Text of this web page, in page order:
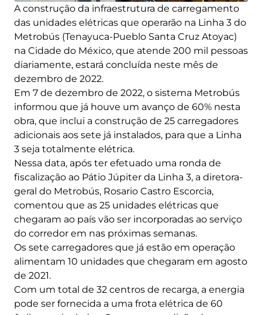
A construção da infraestrutura de carregamento
das unidades elétricas que operarão na Linha 3 do
Metrobús (Tenayuca-Pueblo Santa Cruz Atoyac)
na Cidade do México, que atende 200 mil pessoas
diariamente, estará concluída neste mês de
dezembro de 2022.
Em 7 de dezembro de 2022, o sistema Metrobús
informou que já houve um avanço de 60% nesta
obra, que inclui a construção de 25 carregadores
adicionais aos sete já instalados, para que a Linha
3 seja totalmente elétrica.
Nessa data, após ter efetuado uma ronda de
fiscalização ao Pátio Júpiter da Linha 3, a diretora-
geral do Metrobús, Rosario Castro Escorcia,
comentou que as 25 unidades elétricas que
chegaram ao país vão ser incorporadas ao serviço
do corredor em nas próximas semanas.
Os sete carregadores que já estão em operação
alimentam 10 unidades que chegaram em agosto
de 2021.
Com um total de 32 centros de recarga, a energia
pode ser fornecida a uma frota elétrica de 60